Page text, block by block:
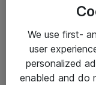
eShop Info
We use first-
user
personalized
enabled and do